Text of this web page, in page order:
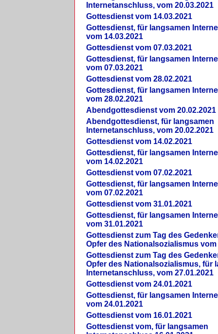
Internetanschluss, vom 20.03.2021
Gottesdienst vom 14.03.2021
Gottesdienst, für langsamen
vom 14.03.2021
Gottesdienst vom 07.03.2021
Gottesdienst, für langsamen
vom 07.03.2021
Gottesdienst vom 28.02.2021
Gottesdienst, für langsamen
vom 28.02.2021
Abendgottesdienst vom 20.02.2021
Abendgottesdienst, für langsamen
Internetanschluss, vom 20.02.2021
Gottesdienst vom 14.02.2021
Gottesdienst, für langsamen
vom 14.02.2021
Gottesdienst vom 07.02.2021
Gottesdienst, für langsamen
vom 07.02.2021
Gottesdienst vom 31.01.2021
Gottesdienst, für langsamen
vom 31.01.2021
Gottesdienst zum Tag des
Opfer des Nationalsozialismus vom
Gottesdienst zum Tag des
Opfer des Nationalsozialismus, für
Internetanschluss, vom 27.01.2021
Gottesdienst vom 24.01.2021
Gottesdienst, für langsamen
vom 24.01.2021
Gottesdienst vom 16.01.2021
Gottesdienst vom, für langsamen